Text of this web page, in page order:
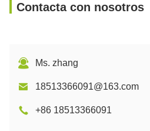
Contacta con nosotros
Ms. zhang
18513366091@163.com
+86 18513366091